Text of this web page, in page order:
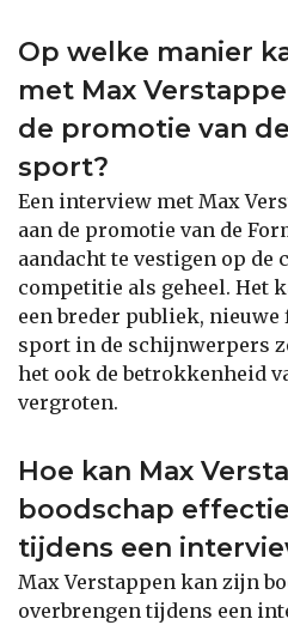
Op welke manier
met Max
de promotie van
sport?
Een interview met Max
aan de promotie van de
aandacht te vestigen op de
competitie als geheel. Het
een breder publiek, nieuwe
sport in de schijnwerpers
het ook de betrokkenheid
vergroten.
Hoe kan Max
boodschap
tijdens een
Max Verstappen kan zijn
overbrengen tijdens een